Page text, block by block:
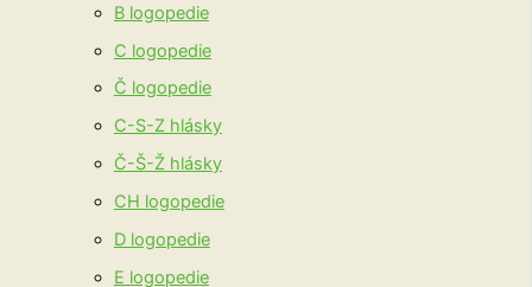
B logopedie
C logopedie
Č logopedie
C-S-Z hlásky
Č-Š-Ž hlásky
CH logopedie
D logopedie
E logopedie